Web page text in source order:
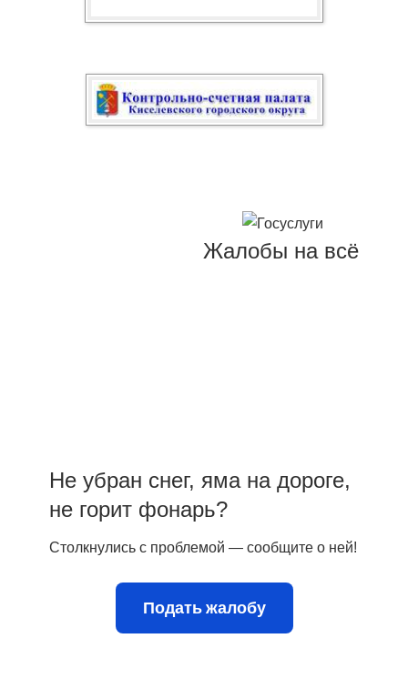
Жалобы на всё
Не убран снег, яма на дороге,
не горит фонарь?
Столкнулись с проблемой — сообщите о ней!
Подать жалобу